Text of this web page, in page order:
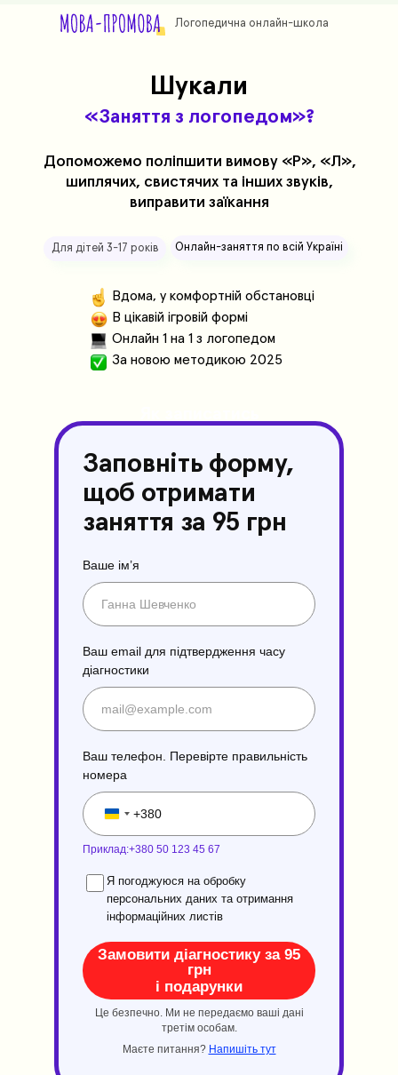
Шукали
«Заняття з логопедом»?
Допоможемо поліпшити вимову «Р», «Л»,
шиплячих, свистячих та інших звуків,
виправити заїкання
Вдома, у комфортній обстановці
В цікавій ігровій формі
Онлайн 1 на 1 з логопедом
За новою методикою 2025
Логопедична онлайн-школа
Для дітей 3-17 років Онлайн-заняття по всій Україні
Заповніть форму,
щоб отримати
заняття за 95 грн
Ваше ім’я
Ваш email для підтвердження часу
діагностики
Ваш телефон. Перевірте правильність
номера
Приклад:+380 50 123 45 67
Я погоджуюся на обробку
персональних даних та отримання
інформаційних листів
Замовити діагностику за 95
грн
і подарунки
Це безпечно. Ми не передаємо ваші дані
третім особам.
Маєте питання? Напишіть тут